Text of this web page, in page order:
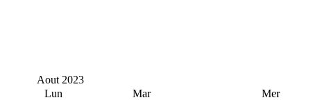
Aout 2023
Lun
Mar Mer